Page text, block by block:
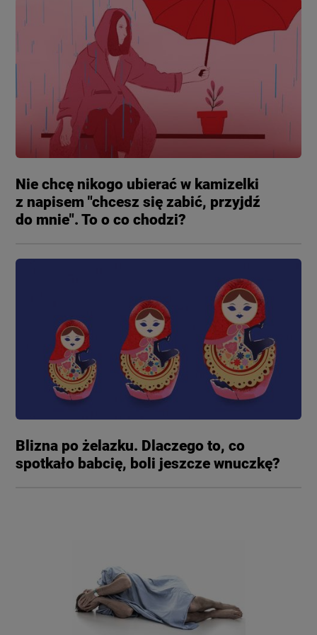
Nie chcę nikogo ubierać w kamizelki
z napisem "chcesz się zabić, przyjdź
do mnie". To o co chodzi?
Blizna po żelazku. Dlaczego to, co
spotkało babcię, boli jeszcze wnuczkę?